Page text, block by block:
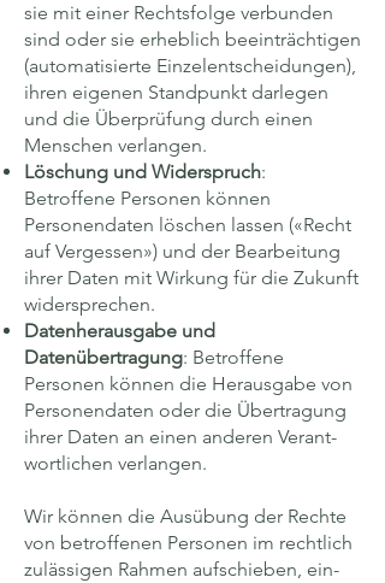
sie mit einer Rechts­folge verbunden
sind oder sie erheblich beein­trächtigen
(auto­matisierte Einzel­entscheidungen),
ihren eigenen Stand­punkt darlegen
und die Über­prüfung durch einen
Menschen verlangen.
Löschung und Widerspruch:
Betroffene Personen können
Personen­daten löschen lassen («Recht
auf Ver­gessen») und der Bear­beitung
ihrer Daten mit Wirkung für die Zukunft
wider­sprechen.
Datenherausgabe und
Datenübertragung: Betroffene
Personen können die Heraus­gabe von
Personen­daten oder die Übe­rtragung
ihrer Daten an einen anderen Verant­
wortlichen verlangen.
Wir können die Ausübung der Rechte
von betroffenen Personen im recht­lich
zu­lässigen Rahmen auf­schieben, ein­